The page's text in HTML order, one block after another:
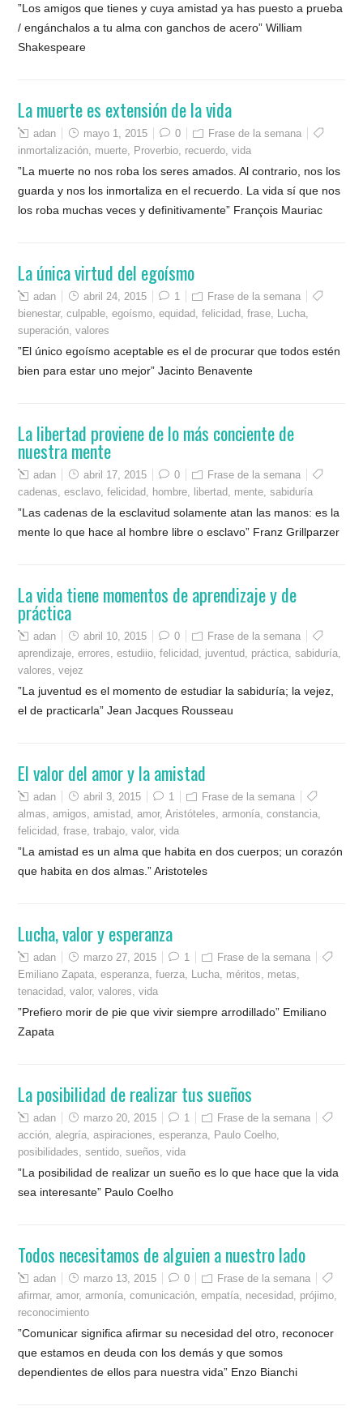
”Los amigos que tienes y cuya amistad ya has puesto a prueba
/ engánchalos a tu alma con ganchos de acero” William
Shakespeare
La muerte es extensión de la vida
adan mayo 1, 2015 0
Frase de la semana
inmortalización muerte Proverbio recuerdo ,vida
”La muerte no nos roba los seres amados. Al contrario, nos los
guarda y nos los inmortaliza en el recuerdo. La vida sí que nos
los roba muchas veces y definitivamente” François Mauriac
La única virtud del egoísmo
adan abril 24, 2015 1
Frase de la semana
bienestar,culpable ,egoísmo ,equidad ,felicidad ,frase Lucha
superación ,valores
”El único egoísmo aceptable es el de procurar que todos estén
bien para estar uno mejor” Jacinto Benavente
La libertad proviene de lo más conciente de
nuestra mente
adan abril 17, 2015 0
Frase de la semana
cadenas ,esclavo ,felicidad hombre libertad mente ,sabiduría
”Las cadenas de la esclavitud solamente atan las manos: es la
mente lo que hace al hombre libre o esclavo” Franz Grillparzer
La vida tiene momentos de aprendizaje y de
práctica
adan abril 10, 2015 0
Frase de la semana
aprendizaje ,errores ,estudiio ,felicidad juventud práctica ,sabiduría
valores ,vejez
”La juventud es el momento de estudiar la sabiduría; la vejez,
el de practicarla” Jean Jacques Rousseau
El valor del amor y la amistad
adan abril 3, 2015 1
Frase de la semana
almas ,amigos ,amistad ,amor,Aristóteles ,armonía ,constancia
felicidad
,frase ,trabajo ,valor,vida
”La amistad es un alma que habita en dos cuerpos; un corazón
que habita en dos almas.” Aristoteles
Lucha, valor y esperanza
adan marzo 27, 2015 1
Frase de la semana
Emiliano Zapata ,esperanza ,fuerza Lucha méritos metas
tenacidad
,valor,valores ,vida
”Prefiero morir de pie que vivir siempre arrodillado” Emiliano
Zapata
La posibilidad de realizar tus sueños
adan marzo 20, 2015 1
Frase de la semana
acción ,alegría ,aspiraciones ,esperanza Paulo Coelho
posibilidades ,sentido ,sueños ,vida
”La posibilidad de realizar un sueño es lo que hace que la vida
sea interesante” Paulo Coelho
Todos necesitamos de alguien a nuestro lado
adan marzo 13, 2015 0
Frase de la semana
afirmar,amor,armonía ,comunicación ,empatía necesidad prójimo
reconocimiento
”Comunicar significa afirmar su necesidad del otro, reconocer
que estamos en deuda con los demás y que somos
dependientes de ellos para nuestra vida” Enzo Bianchi